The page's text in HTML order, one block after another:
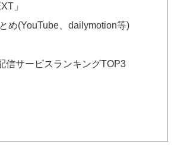
」
め(YouTube、dailymotion等)
信サービスランキングTOP3